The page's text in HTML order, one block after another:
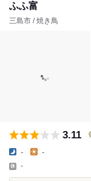
ふふ富
三島市 / 焼き鳥
3.11
- -
-